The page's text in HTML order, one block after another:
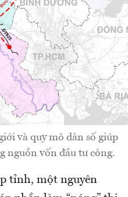
và quy mô dân số giúp
nguồn vốn đầu tư công.
tỉnh, một nguyên